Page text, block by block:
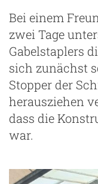
Bei einem
zwei Tage
Gabelstaplers
sich zunächst
Stopper der
herausziehen
dass die
war.